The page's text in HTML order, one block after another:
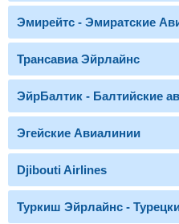
Эмирейтс - Эмиратские
Трансавиа Эйрлайнс
ЭйрБалтик - Балтийские
Эгейские Авиалинии
Djibouti Airlines
Туркиш Эйрлайнс -